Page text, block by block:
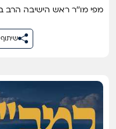
מפי מו''ר ראש הישיבה הרב בניהו שמואלי שליט''א
שיתוף